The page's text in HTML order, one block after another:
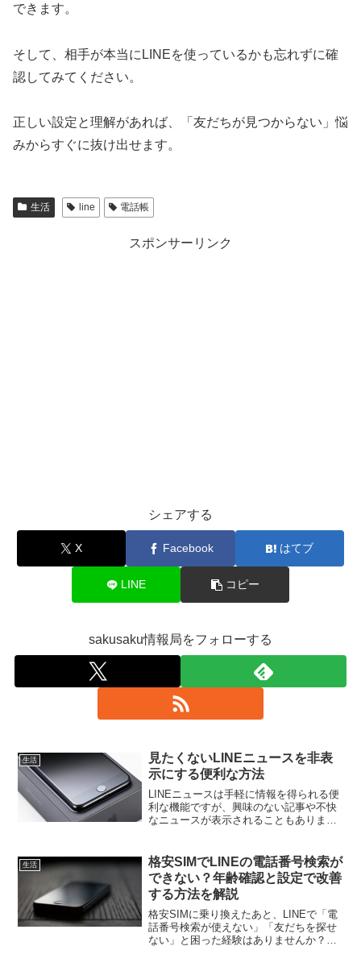
できます。
そして、相手が本当にLINEを使っているかも忘れずに確
認してみてください。
正しい設定と理解があれば、「友だちが見つからない」悩
みからすぐに抜け出せます。
生活 line 電話帳
スポンサーリンク
シェアする
X Facebook はてブ
LINE コピー
sakusaku情報局をフォローする
生活
見たくないLINEニュースを非表
示にする便利な方法
LINEニュースは手軽に情報を得られる便
利な機能ですが、興味のない記事や不快
なニュースが表示されることもありま
り快適にLINEニュースを活用できます。
本記事では、LIN...
生活
格安SIMでLINEの電話番号検索が
できない？年齢確認と設定で改善
する方法を解説
格安SIMに乗り換えたあと、LINEで「電
話番号検索が使えない」「友だちを探せ
ない」と困った経験はありませんか？料